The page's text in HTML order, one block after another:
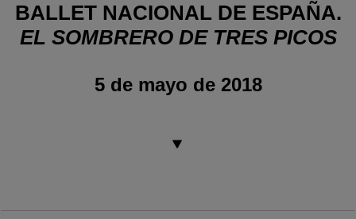
BALLET NACIONAL DE ESPAÑA.
EL SOMBRERO DE TRES PICOS
5 de mayo de 2018